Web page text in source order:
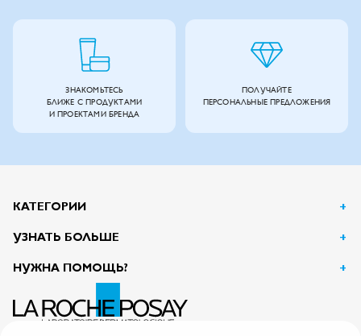
ЗНАКОМЬТЕСЬ
БЛИЖЕ С ПРОДУКТАМИ
И ПРОЕКТАМИ БРЕНДА
ПОЛУЧАЙТЕ
ПЕРСОНАЛЬНЫЕ ПРЕДЛОЖЕНИЯ
КАТЕГОРИИ
УЗНАТЬ БОЛЬШЕ
НУЖНА ПОМОЩЬ?